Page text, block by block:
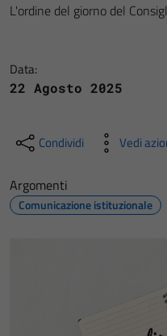
L'ordine del giorno del
Data:
22 Agosto 2025
Condividi Vedi
Argomenti
Comunicazione istituzionale